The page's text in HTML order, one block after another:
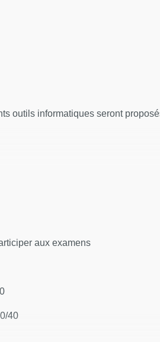
outils informatiques seront
temps dédiés à la formation.
ET D’EN APPRÉCIER
par demi-journée de formation en
en ligne, à chaud. Celui-ci
aux examens
40